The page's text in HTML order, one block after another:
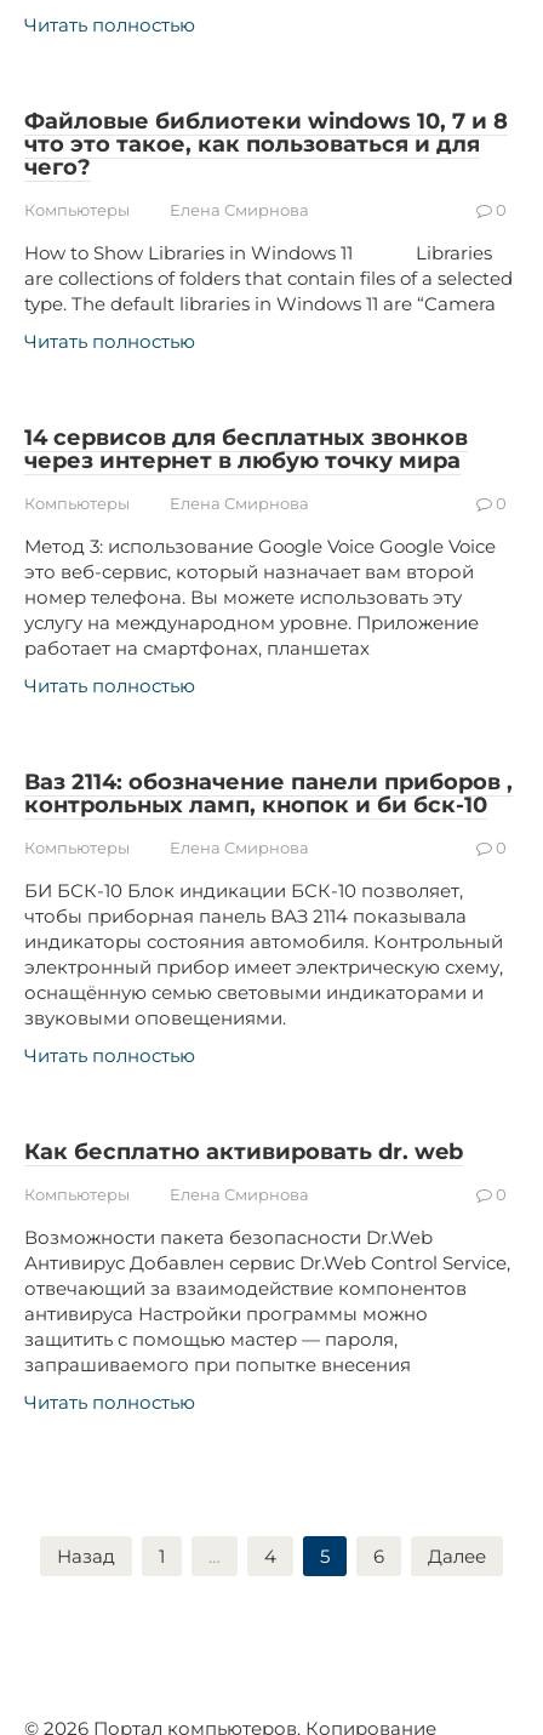
Читать полностью
Файловые библиотеки windows 10, 7 и 8
что это такое, как пользоваться и для
чего?
Компьютеры Елена Смирнова 0
How to Show Libraries in Windows 11 Libraries
are collections of folders that contain files of a selected
type. The default libraries in Windows 11 are “Camera
Читать полностью
14 сервисов для бесплатных звонков
через интернет в любую точку мира
Компьютеры Елена Смирнова 0
Метод 3: использование Google Voice Google Voice
это веб-сервис, который назначает вам второй
номер телефона. Вы можете использовать эту
услугу на международном уровне. Приложение
работает на смартфонах, планшетах
Читать полностью
Ваз 2114: обозначение панели приборов ,
контрольных ламп, кнопок и би бск-10
Компьютеры Елена Смирнова 0
БИ БСК-10 Блок индикации БСК-10 позволяет,
чтобы приборная панель ВАЗ 2114 показывала
индикаторы состояния автомобиля. Контрольный
электронный прибор имеет электрическую схему,
оснащённую семью световыми индикаторами и
звуковыми оповещениями.
Читать полностью
Как бесплатно активировать dr. web
Компьютеры Елена Смирнова 0
Возможности пакета безопасности Dr.Web
Антивирус Добавлен сервис Dr.Web Control Service,
отвечающий за взаимодействие компонентов
антивируса Настройки программы можно
защитить с помощью мастер — пароля,
запрашиваемого при попытке внесения
Читать полностью
Пагинация
записей
Назад 1 … 4 5 6 Далее
© 2026 Портал компьютеров. Копирование